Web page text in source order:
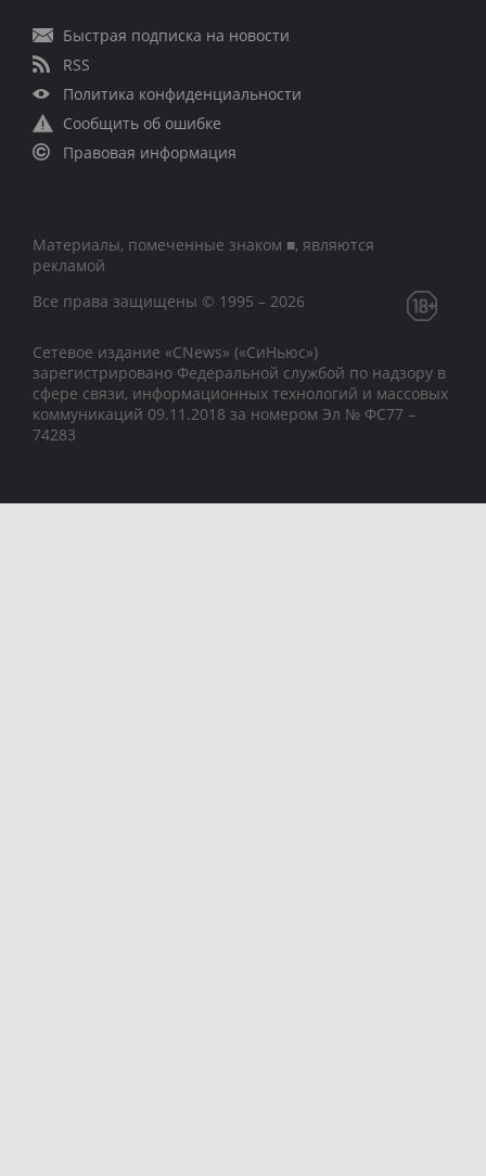
Быстрая подписка на новости
RSS
Политика конфиденциальности
Сообщить об ошибке
Правовая информация
Материалы, помеченные знаком ■, являются
рекламой
Все права защищены © 1995 – 2026
Сетевое издание «CNews» («СиНьюс»)
зарегистрировано Федеральной службой по надзору в
сфере связи, информационных технологий и массовых
коммуникаций 09.11.2018 за номером Эл № ФС77 –
74283